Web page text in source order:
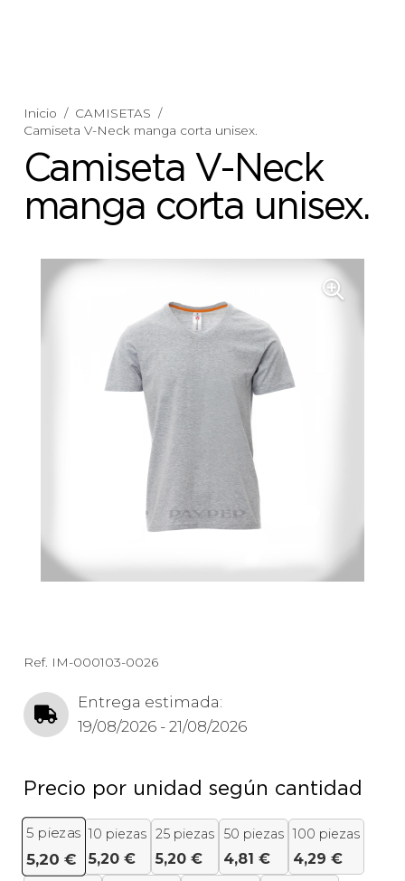
Inicio / CAMISETAS /
Camiseta V-Neck manga corta unisex.
Camiseta V-Neck
manga corta unisex.
Ref. IM-000103-0026
Entrega estimada:
19/08/2026 - 21/08/2026
Precio por unidad según cantidad
5 piezas
5,20 €
10 piezas
5,20 €
25 piezas
5,20 €
50 piezas
4,81 €
100 piezas
4,29 €